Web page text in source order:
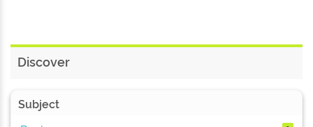
Discover
Subject